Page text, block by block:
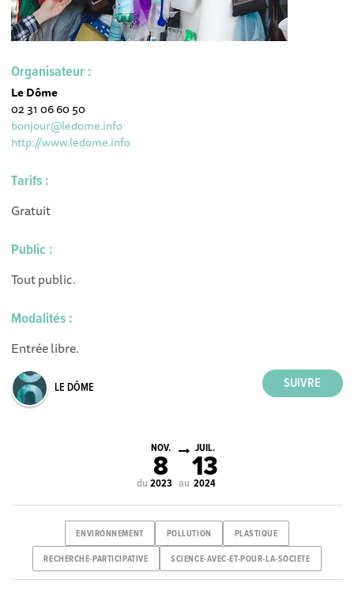
Organisateur :
Le Dôme
02 31 06 60 50
bonjour@ledome.info
http://www.ledome.info
Tarifs :
Gratuit
Public :
Tout public.
Modalités :
Entrée libre.
LE DÔME
du
NOV.
8
2023 au
JUIL.
13
2024
ENVIRONNEMENT POLLUTION PLASTIQUE
RECHERCHE-PARTICIPATIVE SCIENCE-AVEC-ET-POUR-LA-SOCIETE